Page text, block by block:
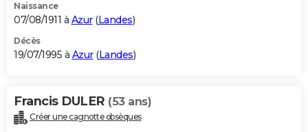
Naissance
07/08/1911 à Azur(Landes)
Décès
19/07/1995 à Azur(Landes)
Francis DULER (53 ans)
Créer une cagnotte obsèques